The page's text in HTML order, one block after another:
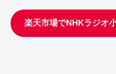
楽天市場でNHKラジオ